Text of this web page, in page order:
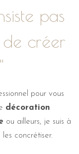
pas
créer
pour vous
décoration
ou ailleurs, je suis à
concrétiser.